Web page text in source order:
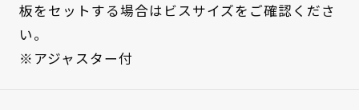
板をセットする場合はビスサイズをご確認くださ
い。
※アジャスター付